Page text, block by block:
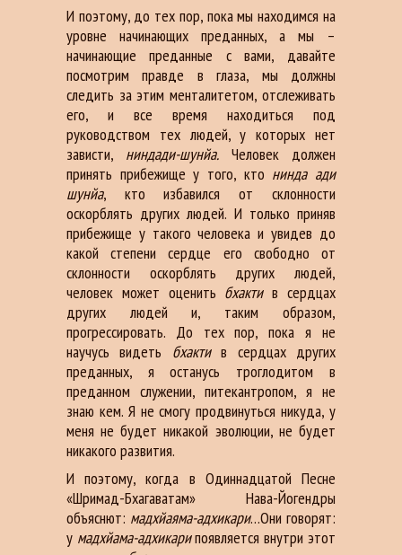
И поэтому, до тех пор, пока мы находимся на
уровне начинающих преданных, а мы –
начинающие преданные с вами, давайте
посмотрим правде в глаза, мы должны
следить за этим менталитетом, отслеживать
его, и все время находиться под
руководством тех людей, у которых нет
зависти, ниндади-шунйа. Человек должен
принять прибежище у того, кто нинда ади
шунйа, кто избавился от склонности
оскорблять других людей. И только приняв
прибежище у такого человека и увидев до
какой степени сердце его свободно от
склонности оскорблять других людей,
человек может оценить бхактив сердцах
других людей и, таким образом,
прогрессировать. До тех пор, пока я не
научусь видеть бхактив сердцах других
преданных, я останусь троглодитом в
преданном служении, питекантропом, я не
знаю кем. Я не смогу продвинуться никуда, у
меня не будет никакой эволюции, не будет
никакого развития.
И поэтому, когда в Одиннадцатой Песне
«Шримад-Бхагаватам» Нава-Йогендры
объяснют: мадхйаяма-адхикари…Они говорят:
у мадхйама-адхикарипоявляется внутри этот